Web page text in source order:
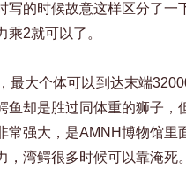
的时候故意这样区分了
2就可以了。
最大个体可以到达末端
却是胜过同体重的狮子
强大，是AMNH博物馆
湾鳄很多时候可以靠淹